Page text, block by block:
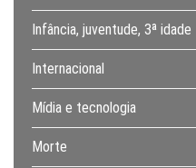
Infância, juventude, 3ª idade
Internacional
Mídia e tecnologia
Morte